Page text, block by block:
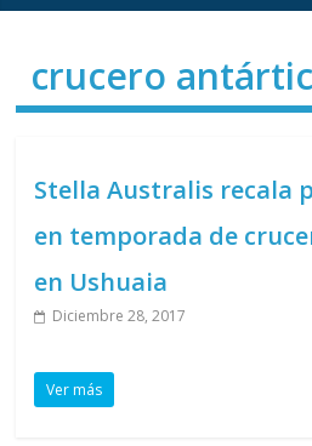
la
de
cruceros
solo
crucero
Stella Australis recala
en temporada de
en Ushuaia
Diciembre 28, 2017
Ver más